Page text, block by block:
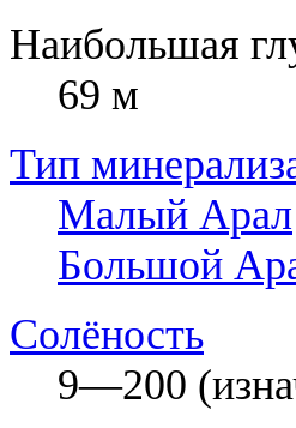
Наибольшая
69 м
Тип
Малый Арал
Большой
Солёность
9—200